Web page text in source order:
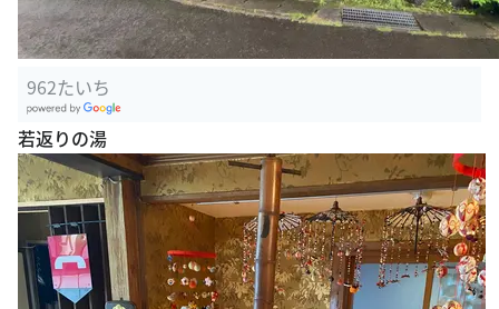
962たいち
oogle Plac
es
若返りの湯